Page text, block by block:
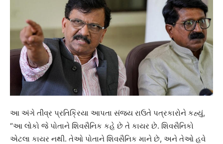
આ અંગે તીવ્ર પ્રતિક્રિયા આપતા સંજય રાઉતે પત્રકારોને કહ્યું,
“આ લોકો જે પોતાને શિવસૈનિક કહે છે તે કાયર છે. શિવસૈનિકો
એટલા કાયર નથી. તેઓ પોતાને શિવસૈનિક માને છે, અને તેઓ હવે